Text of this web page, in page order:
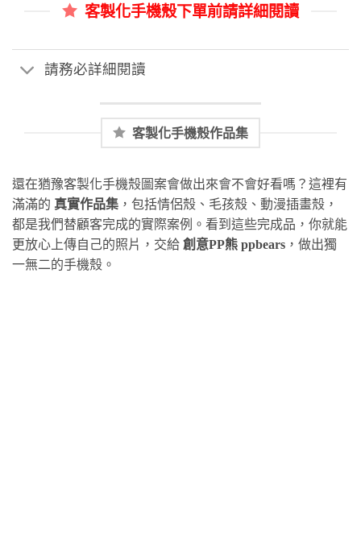
客製化手機殼下單前請詳細閱讀
請務必詳細閱讀
客製化手機殼作品集
還在猶豫客製化手機殼圖案會做出來會不會好看嗎？這裡有
滿滿的 真實作品集 ，包括情侶殼、毛孩殼、動漫插畫殼，
都是我們替顧客完成的實際案例。看到這些完成品，你就能
更放心上傳自己的照片，交給 創意PP熊 ppbears ，做出獨
一無二的手機殼。